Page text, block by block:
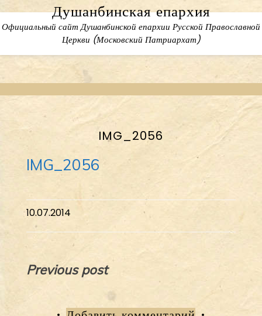
content
Душанбинская епархия
Официальный сайт Душанбинской епархии Русской Православной
Церкви (Московский Патриархат)
IMG_2056
IMG_2056
10.07.2014
Навигация
Previous post